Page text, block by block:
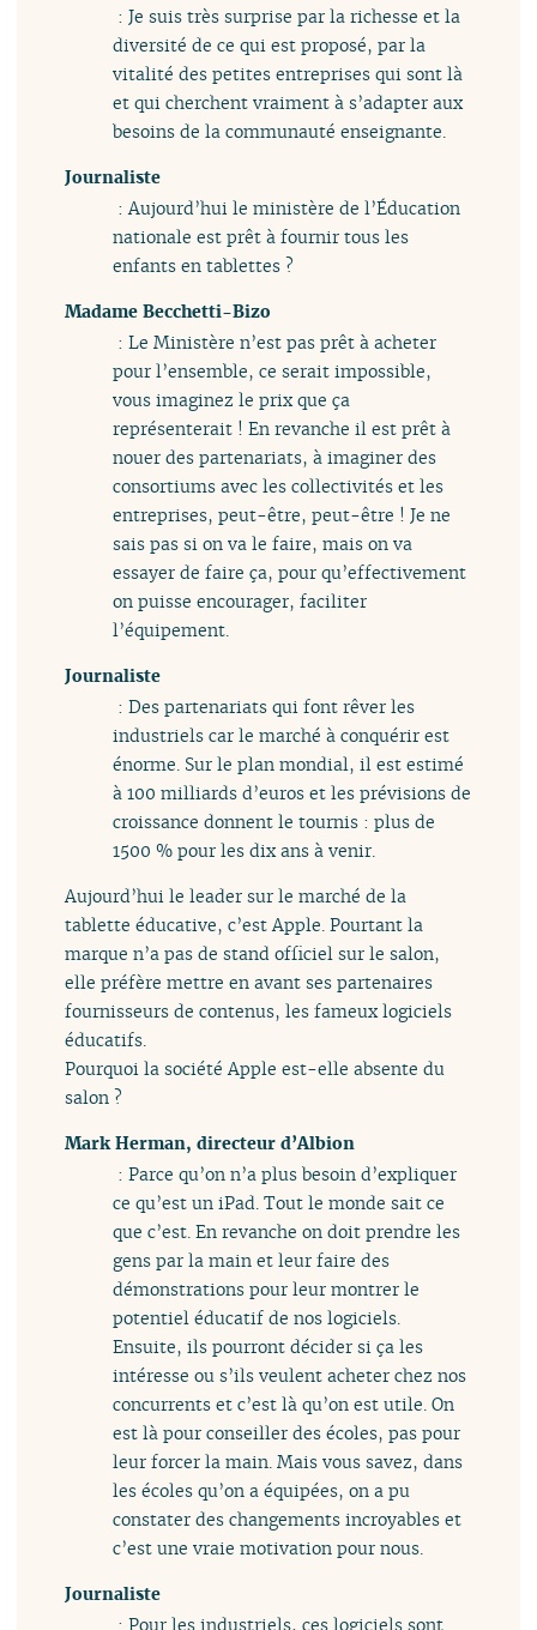
: Je suis très surprise par la richesse et la
diversité de ce qui est proposé, par la
vitalité des petites entreprises qui sont là
et qui cherchent vraiment à s’adapter aux
besoins de la communauté enseignante.
Journaliste
: Aujourd’hui le ministère de l’Éducation
nationale est prêt à fournir tous les
enfants en tablettes ?
Madame Becchetti-Bizo
: Le Ministère n’est pas prêt à acheter
pour l’ensemble, ce serait impossible,
vous imaginez le prix que ça
représenterait ! En revanche il est prêt à
nouer des partenariats, à imaginer des
consortiums avec les collectivités et les
entreprises, peut-être, peut-être ! Je ne
sais pas si on va le faire, mais on va
essayer de faire ça, pour qu’effectivement
on puisse encourager, faciliter
l’équipement.
Journaliste
: Des partenariats qui font rêver les
industriels car le marché à conquérir est
énorme. Sur le plan mondial, il est estimé
à 100 milliards d’euros et les prévisions de
croissance donnent le tournis : plus de
1500 % pour les dix ans à venir.
Aujourd’hui le leader sur le marché de la
tablette éducative, c’est Apple. Pourtant la
marque n’a pas de stand officiel sur le salon,
elle préfère mettre en avant ses partenaires
fournisseurs de contenus, les fameux logiciels
éducatifs.
Pourquoi la société Apple est-elle absente du
salon ?
Mark Herman, directeur d’Albion
: Parce qu’on n’a plus besoin d’expliquer
ce qu’est un iPad. Tout le monde sait ce
que c’est. En revanche on doit prendre les
gens par la main et leur faire des
démonstrations pour leur montrer le
potentiel éducatif de nos logiciels.
Ensuite, ils pourront décider si ça les
intéresse ou s’ils veulent acheter chez nos
concurrents et c’est là qu’on est utile. On
est là pour conseiller des écoles, pas pour
leur forcer la main. Mais vous savez, dans
les écoles qu’on a équipées, on a pu
constater des changements incroyables et
c’est une vraie motivation pour nous.
Journaliste
: Pour les industriels, ces logiciels sont